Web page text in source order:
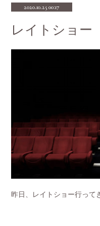
2020.10.25 00:17
レイトショー
昨日、レイトショー行って